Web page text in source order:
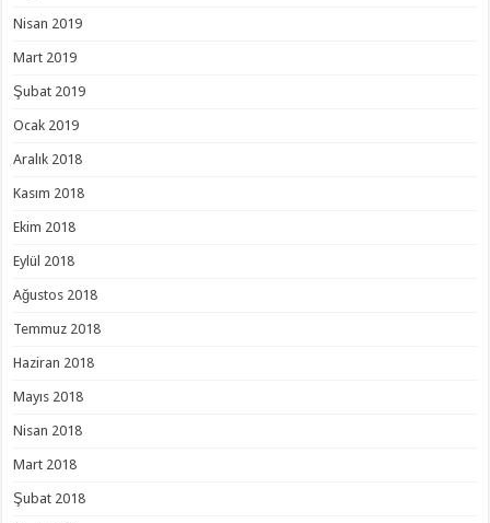
Nisan 2019
Mart 2019
Şubat 2019
Ocak 2019
Aralık 2018
Kasım 2018
Ekim 2018
Eylül 2018
Ağustos 2018
Temmuz 2018
Haziran 2018
Mayıs 2018
Nisan 2018
Mart 2018
Şubat 2018